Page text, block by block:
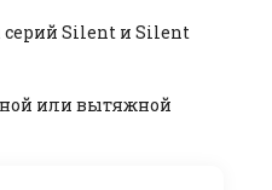
серий Silent и Silent
или вытяжной